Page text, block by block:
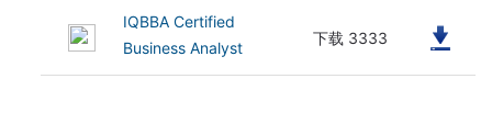
(1.11 MB)
IQBBA Certified
Business Analyst
Advances Level
下载 3333